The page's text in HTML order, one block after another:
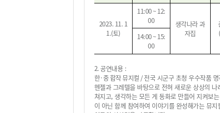
2023. 11. 1
1.(토)
11:00 ~ 12:
00
생각나라 과
자집
14:00 ~ 15:
00
2.공연내용 :
한·중 합작 뮤지컬 /전국 시군구 초청 우수작품
헨젤과 그레텔을 바탕으로 전혀 새로운 상상의 나
쳐지고, 생각하는 모든 게 동화로 만들어 지켜보
이 아닌 함께 참여하여 이야기를 완성해가는 뮤지